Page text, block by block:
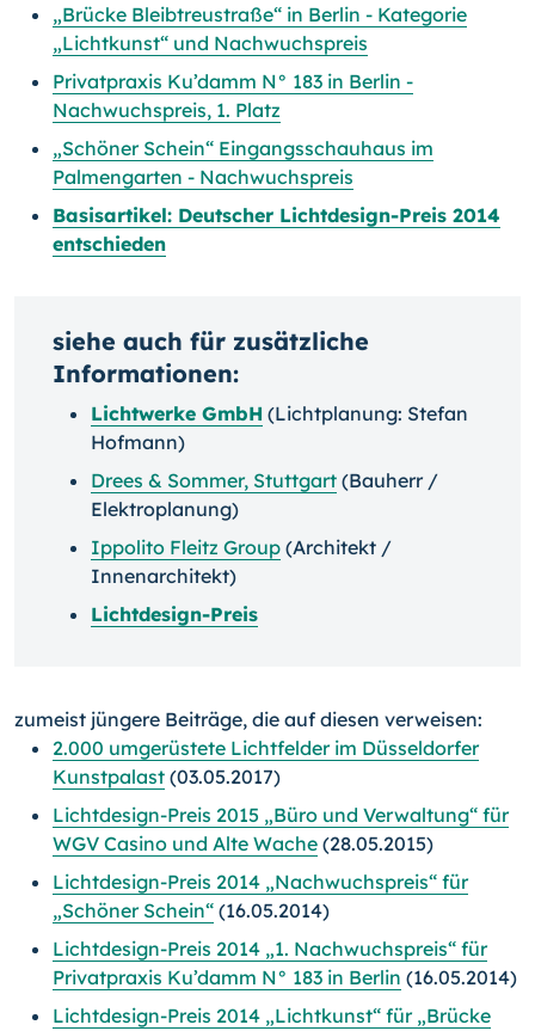
„Brücke Bleibtreustraße“ in Berlin - Kategorie
„Lichtkunst“ und Nachwuchspreis
Privatpraxis Ku’damm N° 183 in Berlin -
Nachwuchspreis, 1. Platz
„Schöner Schein“ Eingangsschauhaus im
Palmengarten - Nachwuchspreis
Basisartikel: Deutscher Lichtdesign-Preis 2014
entschieden
siehe auch für zusätzliche
Informationen:
Lichtwerke GmbH (Lichtplanung: Stefan
Hofmann)
Drees & Sommer, Stuttgart (Bauherr /
Elektroplanung)
Ippolito Fleitz Group (Architekt /
Innenarchitekt)
Lichtdesign-Preis
zumeist jüngere Beiträge, die auf diesen verweisen:
2.000 umgerüstete Lichtfelder im Düsseldorfer
Kunstpalast (03.05.2017)
Lichtdesign-Preis 2015 „Büro und Verwaltung“ für
WGV Casino und Alte Wache (28.05.2015)
Lichtdesign-Preis 2014 „Nachwuchspreis“ für
„Schöner Schein“ (16.05.2014)
Lichtdesign-Preis 2014 „1. Nachwuchspreis“ für
Privatpraxis Ku’damm N° 183 in Berlin (16.05.2014)
Lichtdesign-Preis 2014 „Lichtkunst“ für „Brücke